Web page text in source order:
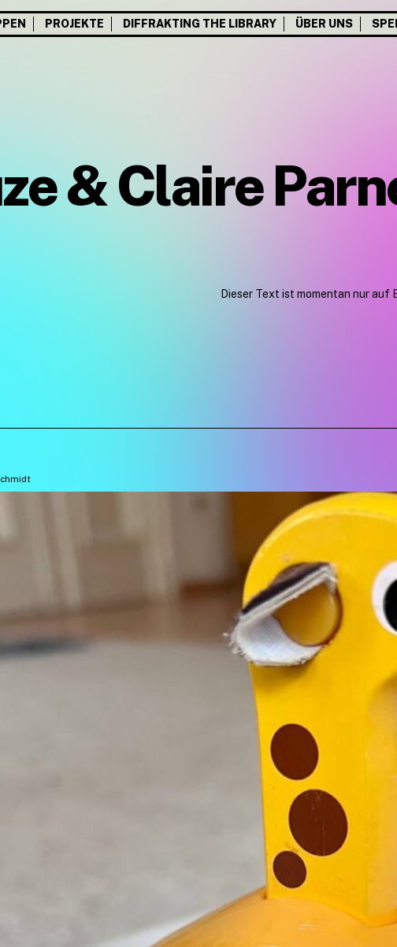
PROJEKTE DIFFRAKTING THE LIBRARY ÜBER UNS
& Claire
Dieser Text ist momentan nur auf